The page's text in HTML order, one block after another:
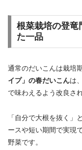
根菜栽培の登竜
た一品
通常のだいこんは栽培
イプ」の春だいこんは
で味わえるよう改良さ
「自分で大根を抜く」
ースや短い期間で実現
野菜です。